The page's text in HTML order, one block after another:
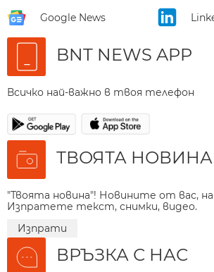
Google News
BNT NEWS APP
Всичко най-важно в твоя телефон
ТВОЯТА НОВИНА
"Твоята новина"! Новините от вас,
Изпратете текст, снимки, видео.
Изпрати
ВРЪЗКА С НАС